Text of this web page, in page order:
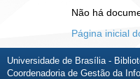
Não há
Página inicial
Universidade de Brasília -
Coordenadoria de Gestão da